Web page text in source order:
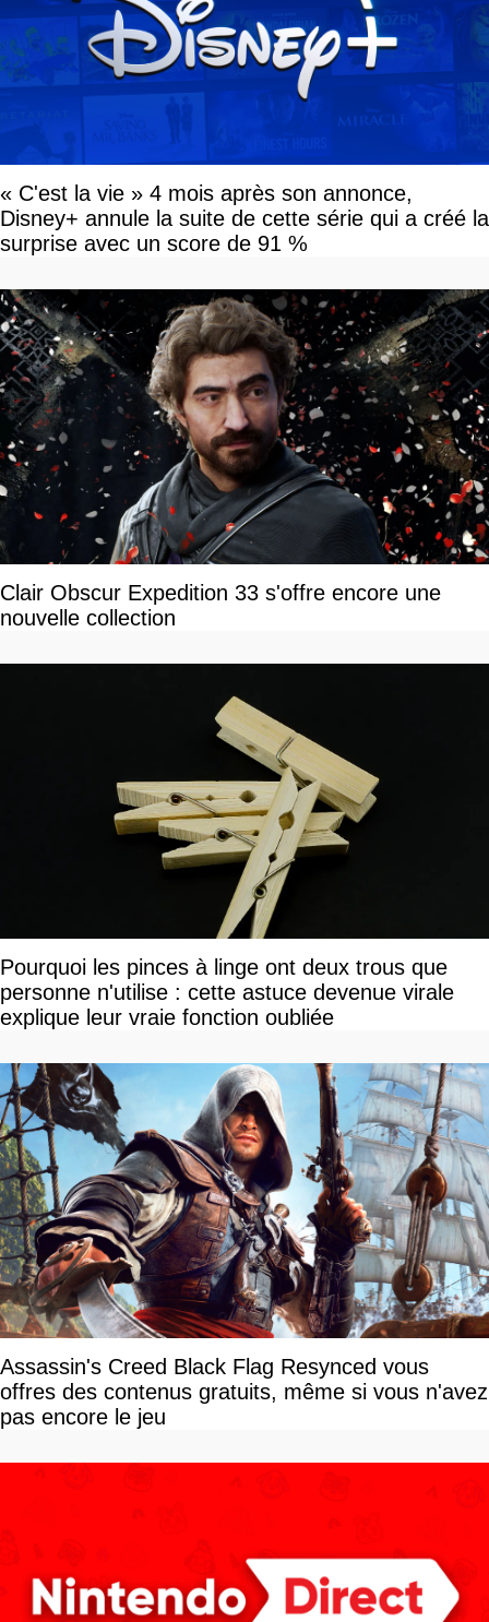
« C'est la vie » 4 mois après son annonce,
Disney+ annule la suite de cette série qui a créé la
surprise avec un score de 91 %
Clair Obscur Expedition 33 s'offre encore une
nouvelle collection
Pourquoi les pinces à linge ont deux trous que
personne n'utilise : cette astuce devenue virale
explique leur vraie fonction oubliée
Assassin's Creed Black Flag Resynced vous
offres des contenus gratuits, même si vous n'avez
pas encore le jeu